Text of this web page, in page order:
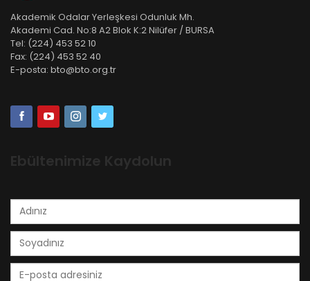
Akademik Odalar Yerleşkesi Odunluk Mh.
Akademi Cad. No:8 A2 Blok K:2 Nilüfer / BURSA
Tel: (224) 453 52 10
Fax: (224) 453 52 40
E-posta: bto@bto.org.tr
Ebültenimize Kaydolun